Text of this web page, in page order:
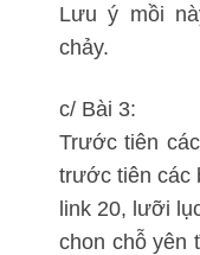
Lưu ý mồi
chảy.
c/ Bài 3:
Trước tiên
trước tiên các
link 20, lưỡi
chon chỗ yên